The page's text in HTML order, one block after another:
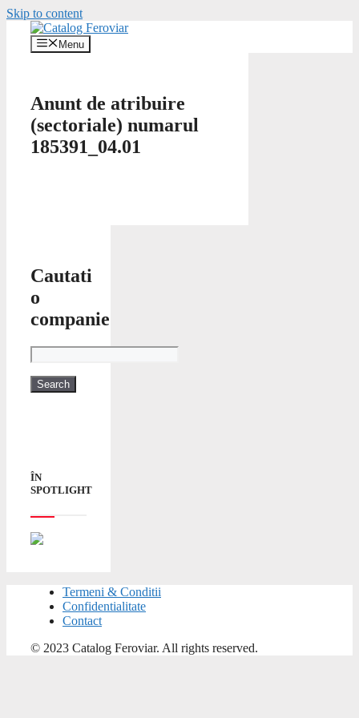
Skip to content
Menu
Anunt de atribuire
(sectoriale) numarul
185391_04.01
Cautati
o
companie
ÎN
SPOTLIGHT
Termeni & Conditii
Confidentialitate
Contact
© 2023 Catalog Feroviar. All rights reserved.